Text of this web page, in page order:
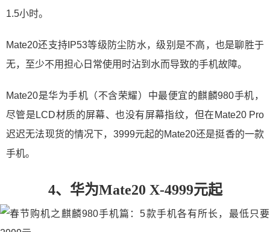
1.5小时。
Mate20还支持IP53等级防尘防水，级别是不高，也是聊胜于
无，至少不用担心日常使用时沾到水而导致的手机故障。
Mate20是华为手机（不含荣耀）中最便宜的麒麟980手机，
尽管是LCD材质的屏幕、也没有屏幕指纹，但在Mate20 Pro
迟迟无法现货的情况下，3999元起的Mate20还是挺香的一款
手机。
4、华为Mate20 X-4999元起